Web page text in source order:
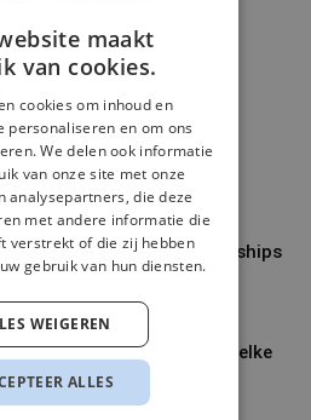
de bestemming, en wat
onderscheidend en
contentlijnen en partnerships
welke volgorde en met welke
maakt
van cookies.
cookies om inhoud en
personaliseren en om ons
We delen ook informatie
van onze site met onze
analysepartners, die deze
met andere informatie die
verstrekt of die zij hebben
gebruik van hun diensten.
ALLES
WEIGEREN